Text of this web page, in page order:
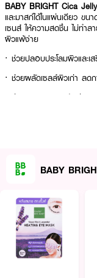
BABY BRIGHT Cica
และมาสก์ได้ในแผ่นเดียว ข
เซนส์ ให้ความสดชื่น ไม่ทำ
ผิวแพ้ง่าย
· ช่วยปลอบประโลมผิวและเ
· ช่วยผลัดเซลล์ผิวเก่า ลด
· ช่วยควบคุมความมันส่วนเกิ
หลังจากการทำความสะอา
ด้านเรียบแปะทิ้งไว้บนบริเ
สก์บำรุงผิวก่อนแต่งหน้า ต
การใช้ให้บีบปิดถุงซิปล็อกให้แ
BABY